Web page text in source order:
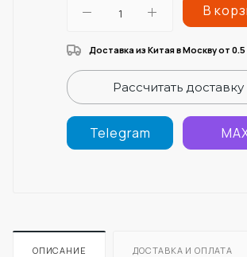
В
Доставка из Китая в Москву от 0.5
Рассчитать доставку
Telegram
ОПИСАНИЕ ДОСТАВКА И ОПЛАТА